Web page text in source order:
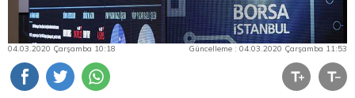
04.03.2020 Çarşamba 10:18 Güncelleme : 04.03.2020 Çarşamba 11:53